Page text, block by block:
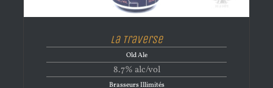
La Traverse
Old Ale
8.7% alc/vol
Brasseurs Illimités